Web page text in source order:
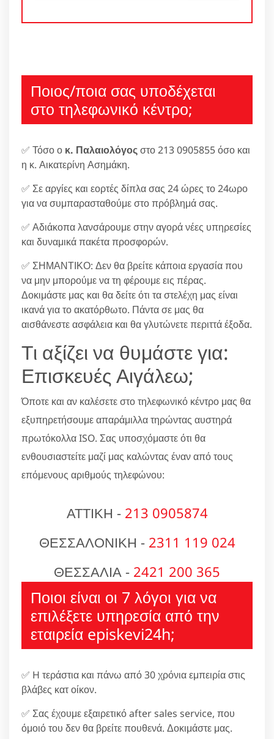
Ποιος/ποια σας υποδέχεται
στο τηλεφωνικό κέντρο;
✅ Τόσο ο κ. Παλαιολόγοςστο 213 0905855 όσο και
η κ. Αικατερίνη Ασημάκη.
✅ Σε αργίες και εορτές δίπλα σας 24 ώρες το 24ωρο
για να συμπαρασταθούμε στο πρόβλημά σας.
✅ Αδιάκοπα λανσάρουμε στην αγορά νέες υπηρεσίες
και δυναμικά πακέτα προσφορών.
✅ ΣΗΜΑΝΤΙΚΟ: Δεν θα βρείτε κάποια εργασία που
να μην μπορούμε να τη φέρουμε εις πέρας.
Δοκιμάστε μας και θα δείτε ότι τα στελέχη μας είναι
ικανά για το ακατόρθωτο. Πάντα σε μας θα
αισθάνεστε ασφάλεια και θα γλυτώνετε περιττά έξοδα.
Τι αξίζει να θυμάστε για:
Επισκευές Αιγάλεω;
Όποτε και αν καλέσετε στο τηλεφωνικό κέντρο μας θα
εξυπηρετήσουμε απαράμιλλα τηρώντας αυστηρά
πρωτόκολλα ISO. Σας υποσχόμαστε ότι θα
ενθουσιαστείτε μαζί μας καλώντας έναν από τους
επόμενους αριθμούς τηλεφώνου:
ΑΤΤΙΚΗ - 213 0905874
ΘΕΣΣΑΛΟΝΙΚΗ - 2311 119 024
ΘΕΣΣΑΛΙΑ - 2421 200 365
Ποιοι είναι οι 7 λόγοι για να
επιλέξετε υπηρεσία από την
εταιρεία episkevi24h;
✅ H τεράστια και πάνω από 30 χρόνια εμπειρία στις
βλάβες κατ οίκον.
✅ Σας έχουμε εξαιρετικό after sales service, που
όμοιό του δεν θα βρείτε πουθενά. Δοκιμάστε μας.